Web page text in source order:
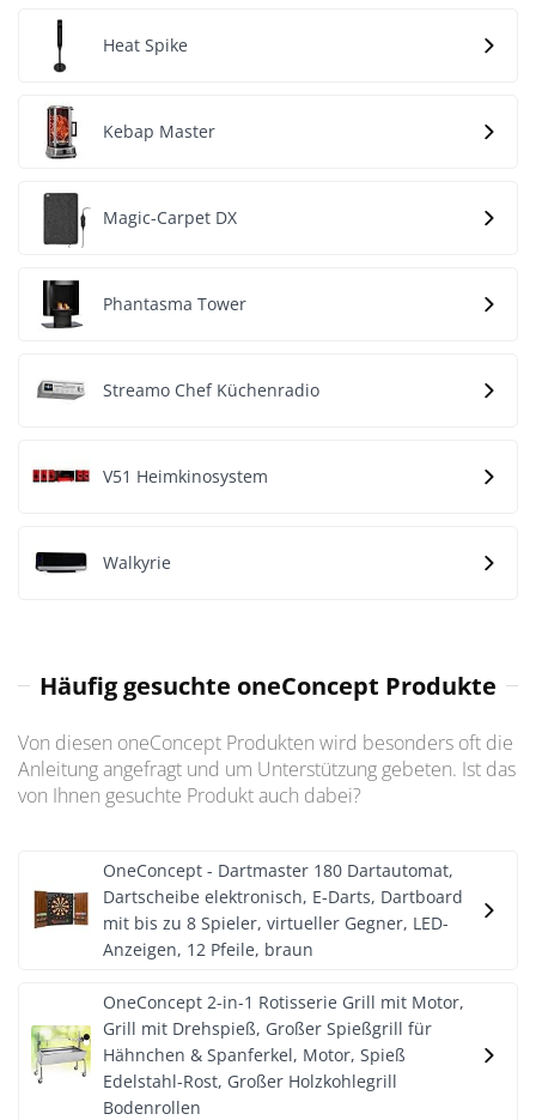
Heat Spike
Kebap Master
Magic-Carpet DX
Phantasma Tower
Streamo Chef Küchenradio
V51 Heimkinosystem
Walkyrie
Häufig gesuchte oneConcept Produkte
Von diesen oneConcept Produkten wird besonders oft die
Anleitung angefragt und um Unterstützung gebeten. Ist das
von Ihnen gesuchte Produkt auch dabei?
OneConcept - Dartmaster 180 Dartautomat,
Dartscheibe elektronisch, E-Darts, Dartboard
mit bis zu 8 Spieler, virtueller Gegner, LED-
Anzeigen, 12 Pfeile, braun
OneConcept 2-in-1 Rotisserie Grill mit Motor,
Grill mit Drehspieß, Großer Spießgrill für
Hähnchen & Spanferkel, Motor, Spieß
Edelstahl-Rost, Großer Holzkohlegrill
Bodenrollen